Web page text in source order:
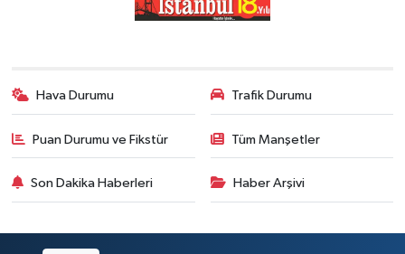
Hava Durumu Trafik Durumu
Puan Durumu ve Fikstür Tüm Manşetler
Son Dakika Haberleri Haber Arşivi